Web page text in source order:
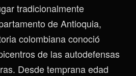
tradicionalmente
de Antioquia,
colombiana conoció
de las autodefensas
Desde temprana edad